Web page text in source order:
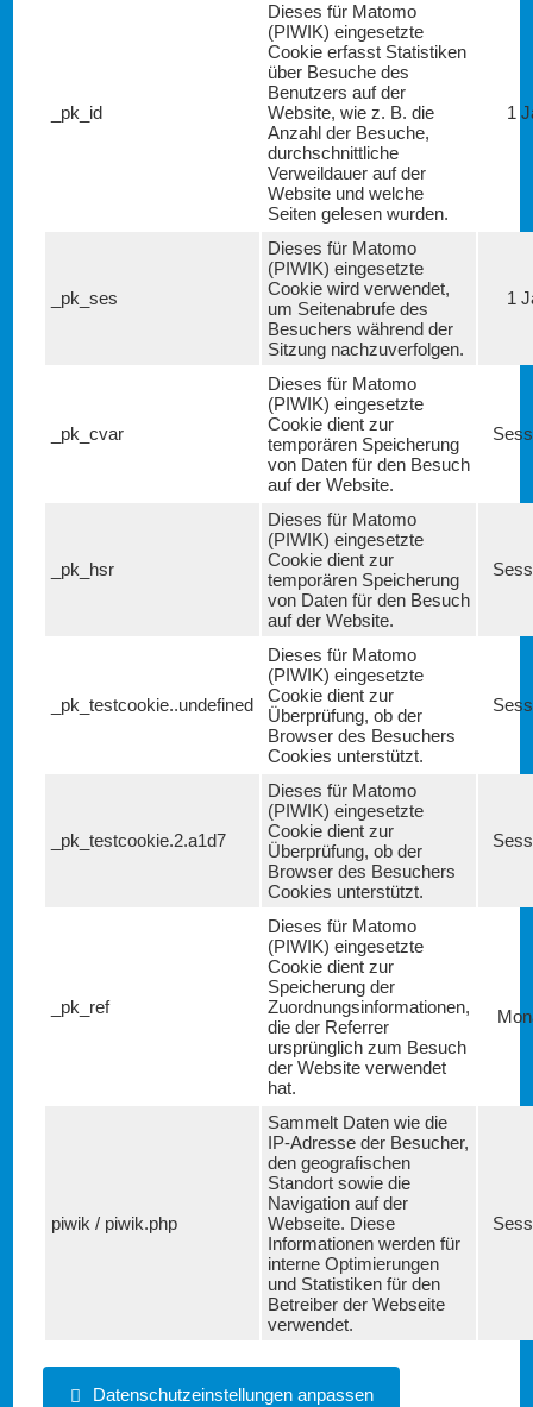
_pk_id
Dieses für Matomo
(PIWIK) eingesetzte
Cookie erfasst Statistiken
über Besuche des
Benutzers auf der
Website, wie z. B. die
Anzahl der Besuche,
durchschnittliche
Verweildauer auf der
Website und welche
Seiten gelesen wurden.
1
_pk_ses
Dieses für Matomo
(PIWIK) eingesetzte
Cookie wird verwendet,
um Seitenabrufe des
Besuchers während der
Sitzung nachzuverfolgen.
1
_pk_cvar
Dieses für Matomo
(PIWIK) eingesetzte
Cookie dient zur
temporären Speicherung
von Daten für den Besuch
auf der Website.
_pk_hsr
Dieses für Matomo
(PIWIK) eingesetzte
Cookie dient zur
temporären Speicherung
von Daten für den Besuch
auf der Website.
_pk_testcookie..undefined
Dieses für Matomo
(PIWIK) eingesetzte
Cookie dient zur
Überprüfung, ob der
Browser des Besuchers
Cookies unterstützt.
_pk_testcookie.2.a1d7
Dieses für Matomo
(PIWIK) eingesetzte
Cookie dient zur
Überprüfung, ob der
Browser des Besuchers
Cookies unterstützt.
_pk_ref
Dieses für Matomo
(PIWIK) eingesetzte
Cookie dient zur
Speicherung der
Zuordnungsinformationen,
die der Referrer
ursprünglich zum Besuch
der Website verwendet
hat.
piwik / piwik.php
Sammelt Daten wie die
IP-Adresse der Besucher,
den geografischen
Standort sowie die
Navigation auf der
Webseite. Diese
Informationen werden für
interne Optimierungen
und Statistiken für den
Betreiber der Webseite
verwendet.
Datenschutzeinstellungen anpassen